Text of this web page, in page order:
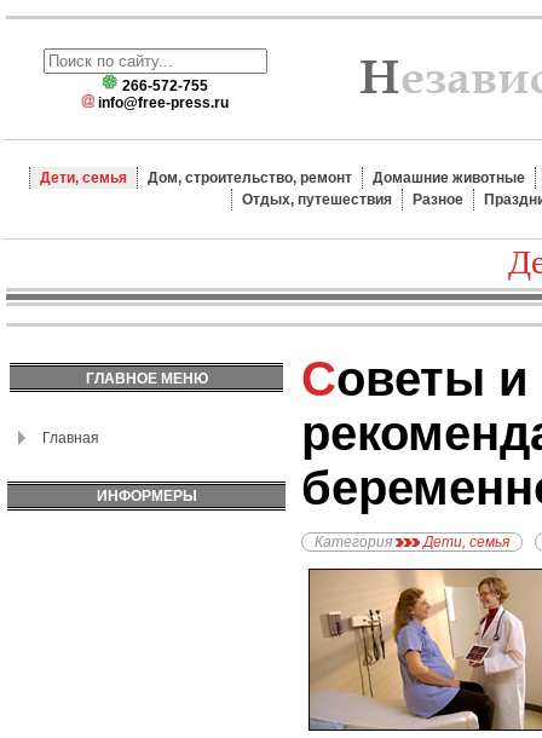
266-572-755
info@free-press.ru
Дети, семья Дом, строительство, ремонт
Домашние животные
Отдых, путешествия
Разное
ГЛАВНОЕ МЕНЮ
Главная
ИНФОРМЕРЫ
Советы и
Категория Дети, семья